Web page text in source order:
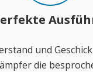
und
die